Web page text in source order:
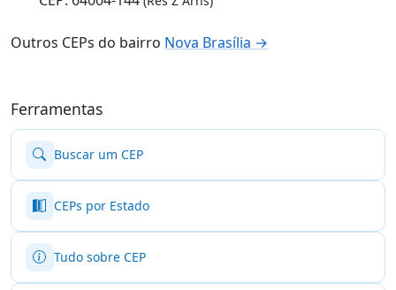
Outros CEPs do bairro Nova Brasília →
Ferramentas
Buscar um CEP
CEPs por Estado
Tudo sobre CEP